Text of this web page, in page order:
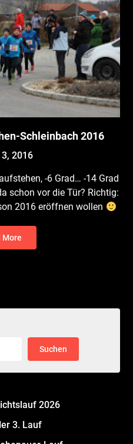
Schleinbach 2016
2016
-6 Grad… -14 Grad
schon vor die Tür? Richtig:
2016 eröffnen wollen
More
Suchen
2026
3. Lauf